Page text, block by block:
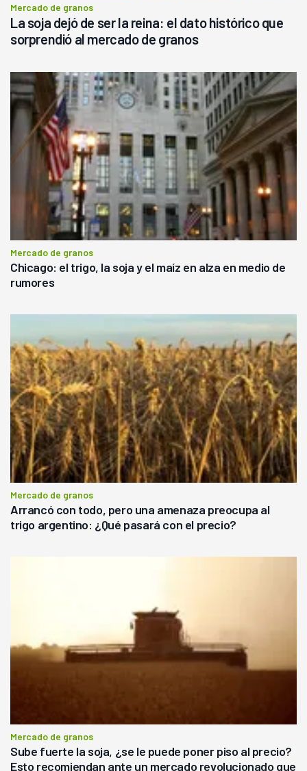
Mercado de granos
La soja dejó de ser la reina: el dato histórico que
sorprendió al mercado de granos
Mercado de granos
Chicago: el trigo, la soja y el maíz en alza en medio de
rumores
Mercado de granos
Arrancó con todo, pero una amenaza preocupa al
trigo argentino: ¿Qué pasará con el precio?
Mercado de granos
Sube fuerte la soja, ¿se le puede poner piso al precio?
Esto recomiendan ante un mercado revolucionado que